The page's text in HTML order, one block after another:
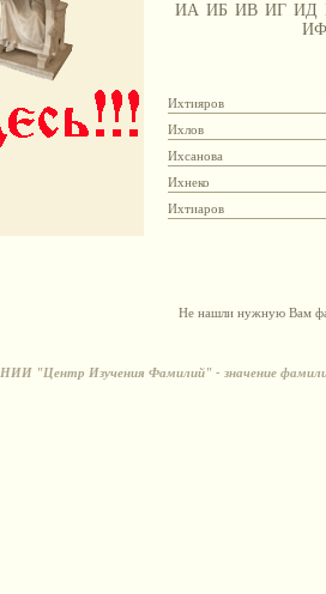
ИА ИБ ИВ ИГ ИД
ИФ
Ихтияров
Ихлов
Ихсанова
Ихнеко
Ихтиаров
Не нашли нужную Вам
НИИ "Центр Изучения Фамилий" - значение